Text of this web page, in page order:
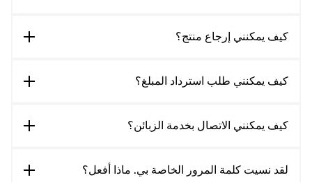
كيف يمكنني إرجاع منتج؟
كيف يمكنني طلب استرداد المبلغ؟
كيف يمكنني الاتصال بخدمة الزبائن؟
لقد نسيت كلمة المرور الخاصة بي. ماذا أفعل؟